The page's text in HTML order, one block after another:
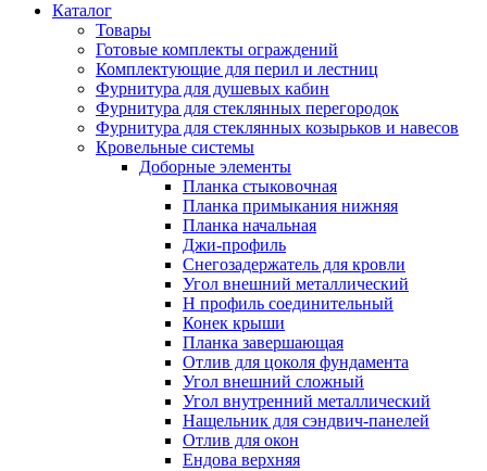
Каталог
Товары
Готовые комплекты ограждений
Комплектующие для перил и лестниц
Фурнитура для душевых кабин
Фурнитура для стеклянных перегородок
Фурнитура для стеклянных козырьков и навесов
Кровельные системы
Доборные элементы
Планка стыковочная
Планка примыкания нижняя
Планка начальная
Джи-профиль
Снегозадержатель для кровли
Угол внешний металлический
Н профиль соединительный
Конек крыши
Планка завершающая
Отлив для цоколя фундамента
Угол внешний сложный
Угол внутренний металлический
Нащельник для сэндвич-панелей
Отлив для окон
Ендова верхняя